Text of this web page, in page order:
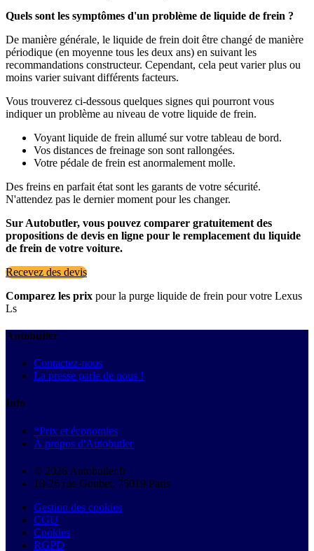
Quels sont les symptômes d'un problème de liquide de frein ?
De manière générale, le liquide de frein doit être changé de manière
périodique (en moyenne tous les deux ans) en suivant les
recommandations constructeur. Cependant, cela peut varier plus ou
moins varier suivant différents facteurs.
Vous trouverez ci-dessous quelques signes qui pourront vous
indiquer un problème au niveau de votre liquide de frein.
Voyant liquide de frein allumé sur votre tableau de bord.
Vos distances de freinage son sont rallongées.
Votre pédale de frein est anormalement molle.
Des freins en parfait état sont les garants de votre sécurité.
N'attendez pas le dernier moment pour les changer.
Sur Autobutler, vous pouvez comparer gratuitement des
propositions de devis en ligne pour le remplacement du liquide
de frein de votre voiture.
Recevez des devis
Comparez les prix pour la purge liquide de frein pour votre Lexus
Ls
Autobutler
Contactez-nous
La presse parle de nous !
Info
*Prix et économies
À propos d'Autobutler
© 2026 Autobutler.fr
18-26 rue Goubet, 75019 Paris
Gestion des cookies
CGU
Cookies
RGPD